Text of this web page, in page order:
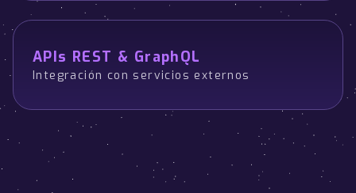
APIs REST & GraphQL
Integración con servicios externos